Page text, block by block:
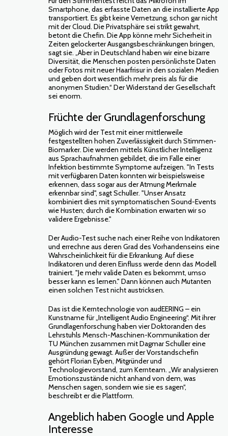
Smartphone, das erfasste Daten an die installierte App
transportiert. Es gibt keine Vernetzung, schon gar nicht
mit der Cloud. Die Privatsphäre sei strikt gewahrt,
betont die Chefin. Die App könne mehr Sicherheit in
Zeiten gelockerter Ausgangsbeschränkungen bringen,
sagt sie. „Aber in Deutschland haben wir eine bizarre
Diversität, die Menschen posten persönlichste Daten
oder Fotos mit neuer Haarfrisur in den sozialen Medien
und geben dort wesentlich mehr preis als für die
anonymen Studien.“ Der Widerstand der Gesellschaft
sei enorm.
Früchte der Grundlagenforschung
Möglich wird der Test mit einer mittlerweile
festgestellten hohen Zuverlässigkeit durch Stimmen-
Biomarker. Die werden mittels Künstlicher Intelligenz
aus Sprachaufnahmen gebildet, die im Falle einer
Infektion bestimmte Symptome aufzeigen. "In Tests
mit verfügbaren Daten konnten wir beispielsweise
erkennen, dass sogar aus der Atmung Merkmale
erkennbar sind", sagt Schuller. "Unser Ansatz
kombiniert dies mit symptomatischen Sound-Events
wie Husten; durch die Kombination erwarten wir so
validere Ergebnisse."
Der Audio-Test suche nach einer Reihe von Indikatoren
und errechne aus deren Grad des Vorhandenseins eine
Wahrscheinlichkeit für die Erkrankung. Auf diese
Indikatoren und deren Einfluss werde denn das Modell
trainiert. "Je mehr valide Daten es bekommt, umso
besser kann es lernen." Dann können auch Mutanten
einen solchen Test nicht austricksen.
Das ist die Kerntechnologie von audEERING – ein
Kunstname für „Intelligent Audio Engineering“. Mit ihrer
Grundlagenforschung haben vier Doktoranden des
Lehrstuhls Mensch-Maschinen-Kommunikation der
TU München zusammen mit Dagmar Schuller eine
Ausgründung gewagt. Außer der Vorstandschefin
gehört Florian Eyben, Mitgründer und
Technologievorstand, zum Kernteam. „Wir analysieren
Emotionszustände nicht anhand von dem, was
Menschen sagen, sondern wie sie es sagen“,
beschreibt er die Plattform.
Angeblich haben Google und Apple
Interesse